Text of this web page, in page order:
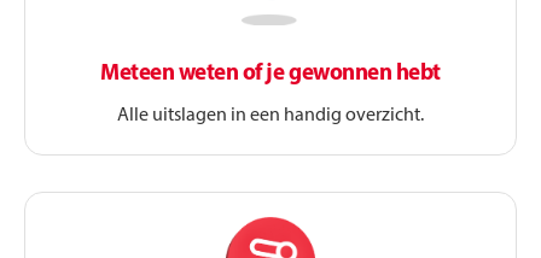
Meteen weten of je gewonnen hebt
Alle uitslagen in een handig overzicht.